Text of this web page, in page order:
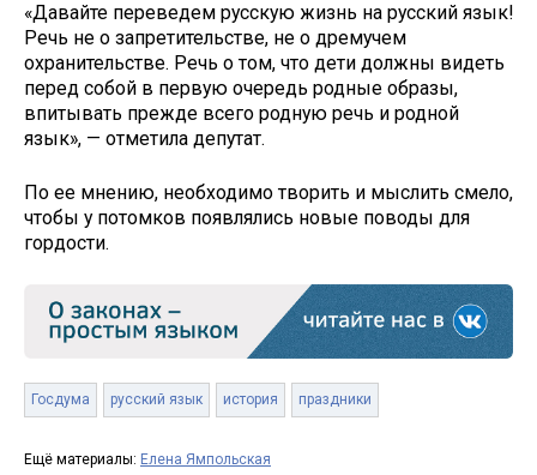
«Давайте переведем русскую жизнь на русский язык!
Речь не о запретительстве, не о дремучем
охранительстве. Речь о том, что дети должны видеть
перед собой в первую очередь родные образы,
впитывать прежде всего родную речь и родной
язык», — отметила депутат.
По ее мнению, необходимо творить и мыслить смело,
чтобы у потомков появлялись новые поводы для
гордости.
Госдума русский язык история праздники
Ещё материалы: Елена Ямпольская